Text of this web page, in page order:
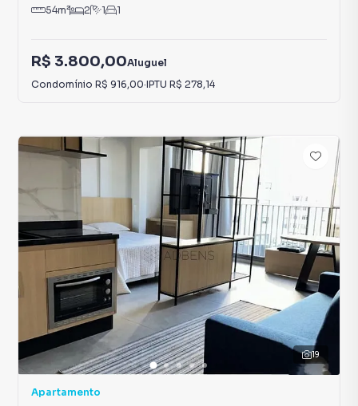
54m² 2 1 1
R$ 3.800,00Aluguel
Condomínio R$ 916,00·IPTU R$ 278,14
19
Apartamento